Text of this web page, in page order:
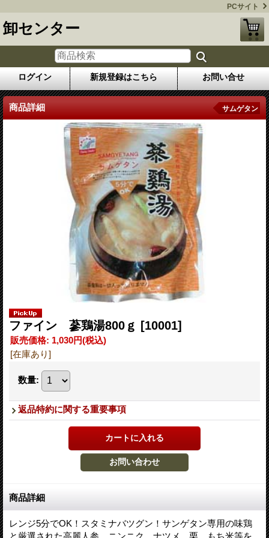
PCサイト
卸センター
ログイン 新規登録はこちら お問い合せ
商品詳細 サムゲタン
ファイン 蔘鶏湯800ｇ [10001]
販売価格: 1,030円(税込)
[在庫あり]
数量:
返品特約に関する重要事項
商品詳細
レンジ5分でOK！スタミナバツグン！サンゲタン専用の味鶏
と厳選された高麗人参、ニンニク、ナツメ、栗、もち米等を